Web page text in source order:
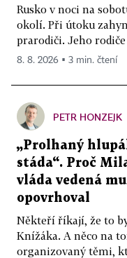
Rusko v noci na
okolí. Při útoku
prarodiči. Jeho
8. 8. 2026 ▪ 3 min. čtení
PETR HONZEJK
„Prolhaný
stáda“. Proč
vláda vedená
opovrhoval
Někteří říkají, že to
Knížáka. A něco na
organizovaný těmi,